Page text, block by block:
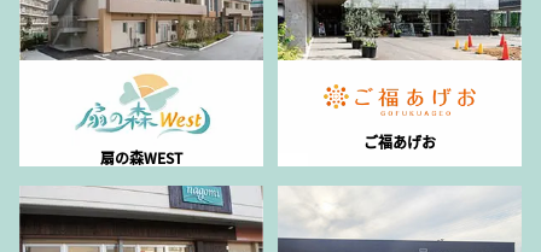
扇の森WEST
ご福あげお